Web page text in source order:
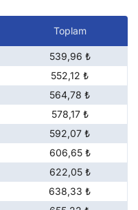
Toplam
539,96 ₺
552,12 ₺
564,78 ₺
578,17 ₺
592,07 ₺
606,65 ₺
622,05 ₺
638,33 ₺